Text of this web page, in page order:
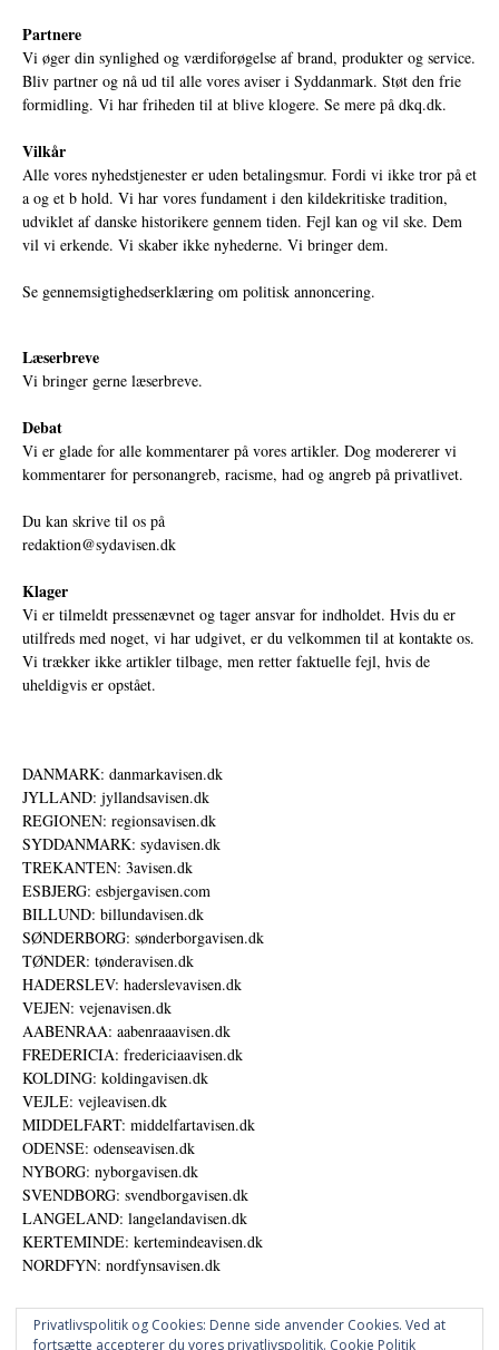
Partnere
Vi øger din synlighed og værdiforøgelse af brand, produkter og service.
Bliv partner og nå ud til alle vores aviser i Syddanmark. Støt den frie
formidling. Vi har friheden til at blive klogere. Se mere på dkq.dk.
Vilkår
Alle vores nyhedstjenester er uden betalingsmur. Fordi vi ikke tror på et
a og et b hold. Vi har vores fundament i den kildekritiske tradition,
udviklet af danske historikere gennem tiden. Fejl kan og vil ske. Dem
vil vi erkende. Vi skaber ikke nyhederne. Vi bringer dem.
Se gennemsigtighedserklæring om politisk annoncering.
Læserbreve
Vi bringer gerne læserbreve.
Debat
Vi er glade for alle kommentarer på vores artikler. Dog modererer vi
kommentarer for personangreb, racisme, had og angreb på privatlivet.
Du kan skrive til os på
redaktion@sydavisen.dk
Klager
Vi er tilmeldt pressenævnet og tager ansvar for indholdet. Hvis du er
utilfreds med noget, vi har udgivet, er du velkommen til at kontakte os.
Vi trækker ikke artikler tilbage, men retter faktuelle fejl, hvis de
uheldigvis er opstået.
DANMARK: danmarkavisen.dk
JYLLAND: jyllandsavisen.dk
REGIONEN: regionsavisen.dk
SYDDANMARK: sydavisen.dk
TREKANTEN: 3avisen.dk
ESBJERG: esbjergavisen.com
BILLUND: billundavisen.dk
SØNDERBORG: sønderborgavisen.dk
TØNDER: tønderavisen.dk
HADERSLEV: haderslevavisen.dk
VEJEN: vejenavisen.dk
AABENRAA: aabenraaavisen.dk
FREDERICIA: fredericiaavisen.dk
KOLDING: koldingavisen.dk
VEJLE: vejleavisen.dk
MIDDELFART: middelfartavisen.dk
ODENSE: odenseavisen.dk
NYBORG: nyborgavisen.dk
SVENDBORG: svendborgavisen.dk
LANGELAND: langelandavisen.dk
KERTEMINDE: kertemindeavisen.dk
NORDFYN: nordfynsavisen.dk
Privatlivspolitik og Cookies: Denne side anvender Cookies. Ved at
fortsætte accepterer du vores privatlivspolitik. Cookie Politik